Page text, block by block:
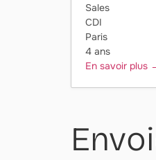
Sales
CDI
Paris
4 ans
En savoir plus